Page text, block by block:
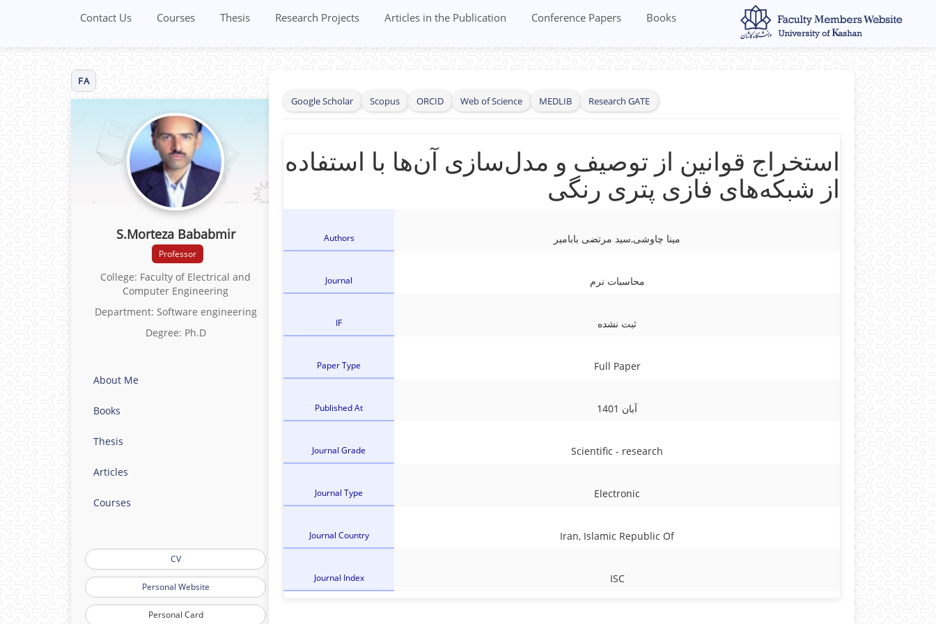
Books
Conference Papers
Articles in the Publication
Research Projects
Thesis
Courses
Contact Us
FA
S.Morteza Bababmir
Professor
College: Faculty of Electrical and
Computer Engineering
Department: Software engineering
Degree: Ph.D
About Me
Books
Thesis
Articles
Courses
CV
Personal Website
Personal Card
Google Scholar Scopus ORCID Web of Science MEDLIB Research GATE
استخراج قوانین از توصیف و مدل‌سازی آن‌ها با استفاده
از شبکه‌های فازی پتری رنگی
Authors مینا چاوشی,سید مرتضی بابامیر
Journal محاسبات نرم
IF ثبت نشده
Paper Type Full Paper
Published At آبان 1401
Journal Grade Scientific - research
Journal Type Electronic
Journal Country Iran, Islamic Republic Of
Journal Index ISC